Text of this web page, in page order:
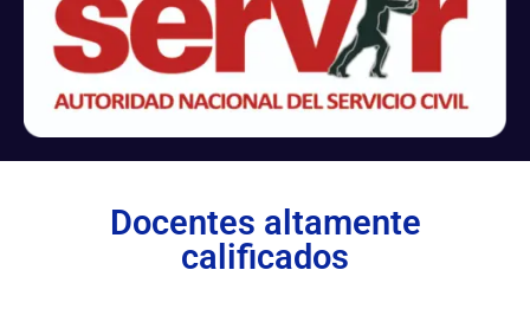
Docentes altamente
calificados